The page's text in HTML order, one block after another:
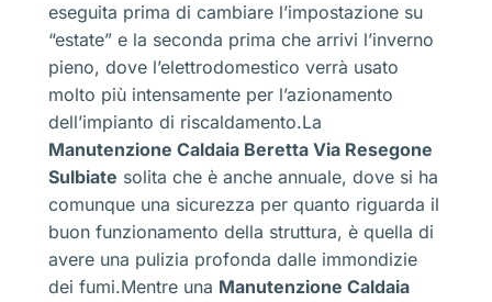
eseguita prima di cambiare l’impostazione su
“estate” e la seconda prima che arrivi l’inverno
pieno, dove l’elettrodomestico verrà usato
molto più intensamente per l’azionamento
dell’impianto di riscaldamento.La
Manutenzione Caldaia Beretta Via Resegone
Sulbiate solita che è anche annuale, dove si ha
comunque una sicurezza per quanto riguarda il
buon funzionamento della struttura, è quella di
avere una pulizia profonda dalle immondizie
dei fumi.Mentre una Manutenzione Caldaia